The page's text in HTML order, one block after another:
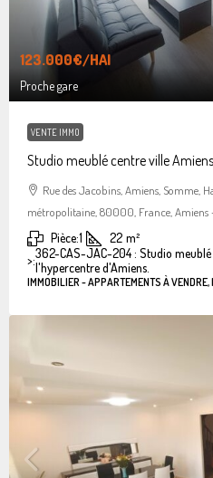
123.000€/HAI
Proche gare
VENTE IMMO
Studio meublé centre ville
Rue des Jacobins, Amiens, Somme,
métropolitaine, 80000, France, Amiens
Pièce:1 22 m²
>:362-CAS-JAC-204 : Studio
l'hypercentre d'Amiens.
IMMOBILIER - APPARTEMENTS À